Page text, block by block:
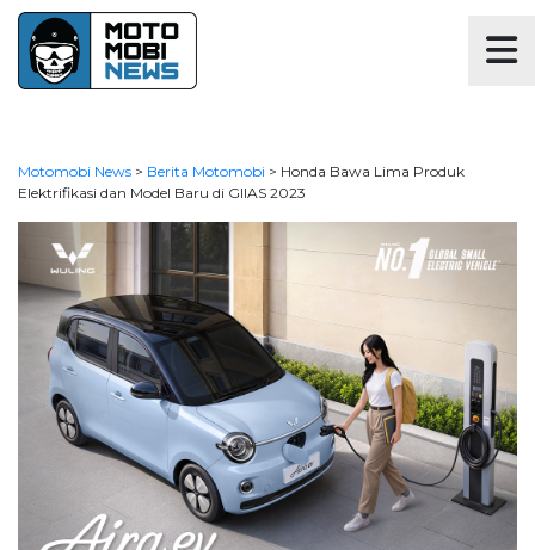
Motomobi News > Berita Motomobi > Honda Bawa Lima Produk
Elektrifikasi dan Model Baru di GIIAS 2023